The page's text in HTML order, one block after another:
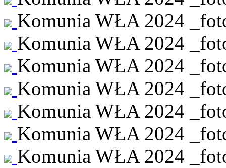
Komunia WŁA 2024
Komunia WŁA 2024
Komunia WŁA 2024
Komunia WŁA 2024
Komunia WŁA 2024
Komunia WŁA 2024
Komunia WŁA 2024